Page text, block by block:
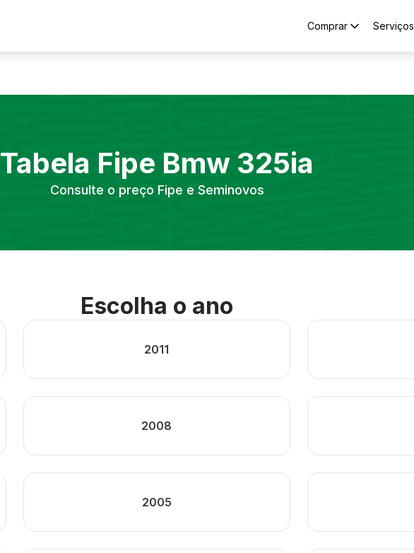
Comprar Serviços
Tabela Fipe Bmw 325ia
Consulte o preço Fipe e Seminovos
Escolha o ano
2011
2008
2005